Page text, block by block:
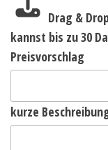
Drag &
kannst bis zu 30
Preisvorschlag
kurze